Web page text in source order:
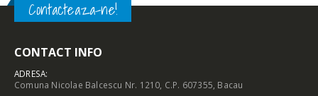
Contacteaza-ne!
CONTACT INFO
ADRESA:
Comuna Nicolae Balcescu Nr. 1210, C.P. 607355, Bacau